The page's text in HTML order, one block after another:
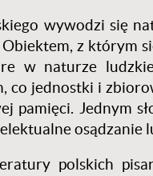
wywodzi się
z którym
w naturze
co jednostki i
pamięci. Jednym
osądzanie
polskich